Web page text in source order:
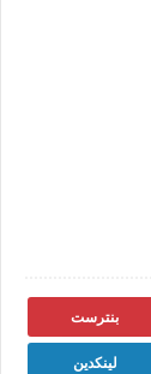
بنترست
لينكدين